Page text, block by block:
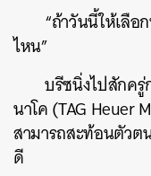
“ถ้าวันนี้ให้เลือ
ไหน”
บรีซนิ่งไปสักค
นาโค (TAG Heuer
สามารถสะท้อนตัวต
ดี